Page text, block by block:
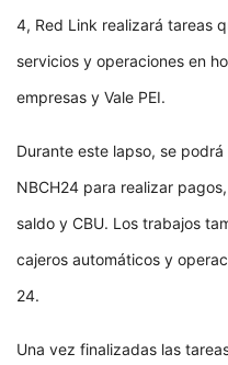
4, Red Link realizará tareas
servicios y operaciones en
empresas y Vale PEI.
Durante este lapso, se
NBCH24 para realizar
saldo y CBU. Los trabajos
cajeros automáticos y
24.
Una vez finalizadas las